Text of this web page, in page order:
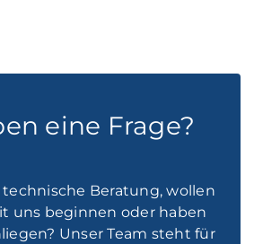
eine Frage?
technische Beratung, wollen
uns beginnen oder haben
Unser Team steht für